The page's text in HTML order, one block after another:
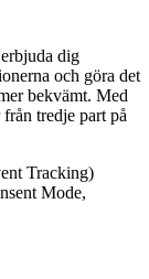
dig
och göra det
bekvämt. Med
tredje part på
Tracking)
Mode,